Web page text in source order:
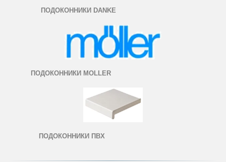
ПОДОКОННИКИ DANKE
ПОДОКОННИКИ MOLLER
ПОДОКОННИКИ ПВХ